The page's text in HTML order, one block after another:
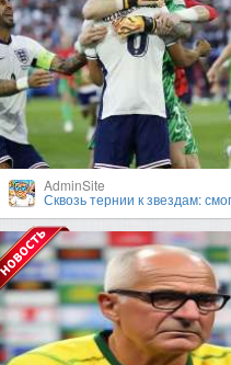
AdminSite
Сквозь тернии к звездам: смогут ли англичане